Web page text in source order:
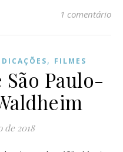
1 comentário
, FILMES
São Paulo-
de 2018